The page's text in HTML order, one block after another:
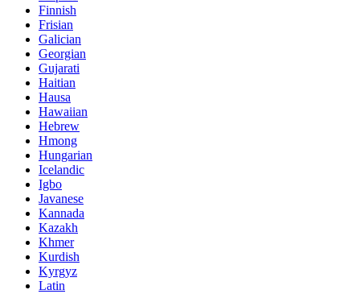
Finnish
Frisian
Galician
Georgian
Gujarati
Haitian
Hausa
Hawaiian
Hebrew
Hmong
Hungarian
Icelandic
Igbo
Javanese
Kannada
Kazakh
Khmer
Kurdish
Kyrgyz
Latin